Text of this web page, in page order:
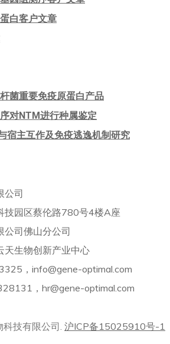
白客户文章
菌重要免疫原蛋白产品
对NTM进行种属鉴定
宿主互作及免疫逃逸机制研究
公司
技园区蔡伦路780号4楼A座
公司佛山分公司
天生物创新产业中心
，info@gene-optimal.com
，hr@gene-optimal.com
技有限公司. 沪ICP备15025910号-1